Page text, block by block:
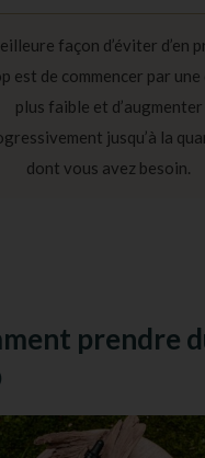
façon d’éviter d’en
est de commencer par une
plus faible et d’augmenter
jusqu’à la
dont vous avez besoin.
prendre